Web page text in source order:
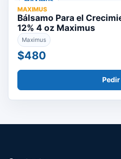
MAXIMUS
Bálsamo Para el
12% 4 oz Maximus
Maximus
$480
Pedir